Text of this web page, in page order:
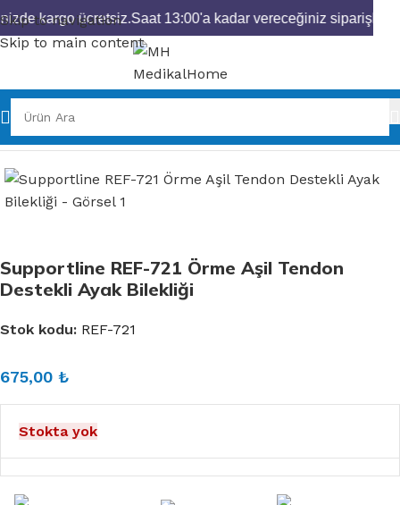
Skip to navigation
Skip to main content
Ana Sayfa
Supportline REF-721 Örme Aşil Tendon
Destekli Ayak Bilekliği
Stok kodu: REF-721
675,00 ₺
Stokta yok
kargo ücretsiz.Saat 13:00'a kadar vereceğiniz